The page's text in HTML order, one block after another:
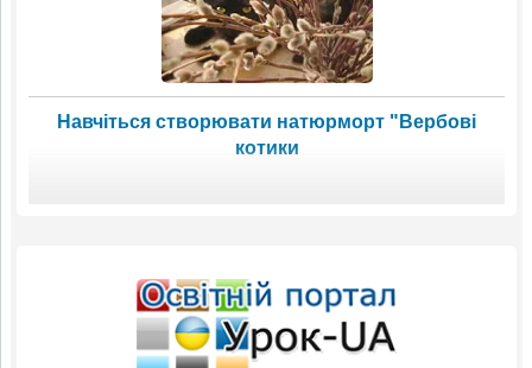
Навчіться створювати натюрморт "Вербові
котики